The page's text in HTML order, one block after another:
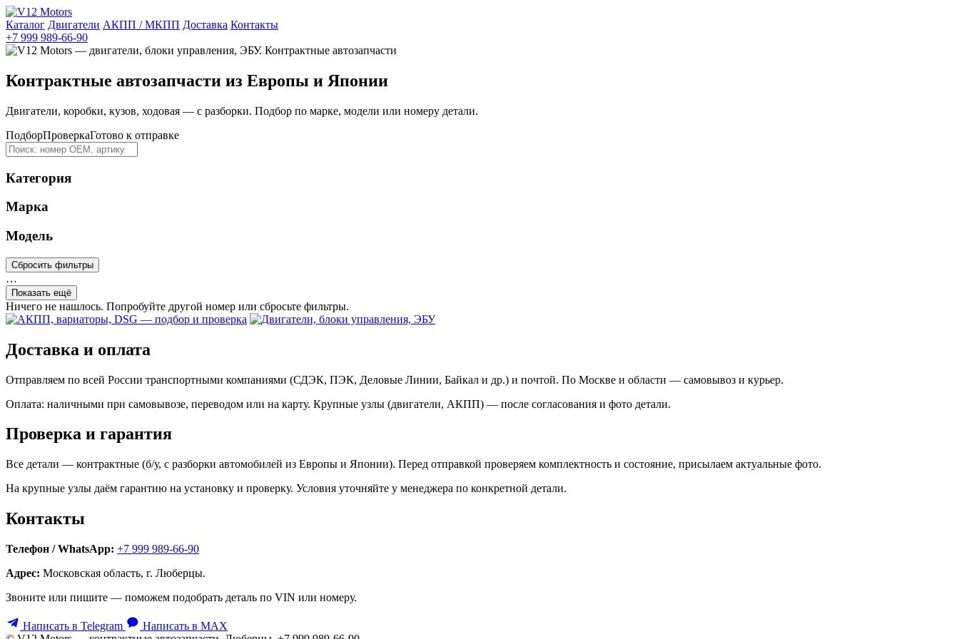
Каталог Двигатели АКПП / МКПП Доставка Контакты
+7 999 989-66-90
Контрактные автозапчасти из Европы и Японии
Двигатели, коробки, кузов, ходовая — с разборки. Подбор по марке, модели или номеру детали.
ПодборПроверкаГотово к отправке
Категория
Марка
Модель
Сбросить фильтры
…
Показать ещё
Ничего не нашлось. Попробуйте другой номер или сбросьте фильтры.
Доставка и оплата
Отправляем по всей России транспортными компаниями (СДЭК, ПЭК, Деловые Линии, Байкал и др.) и почтой. По Москве и области — самовывоз и курьер.
Оплата: наличными при самовывозе, переводом или на карту. Крупные узлы (двигатели, АКПП) — после согласования и фото детали.
Проверка и гарантия
Все детали — контрактные (б/у, с разборки автомобилей из Европы и Японии). Перед отправкой проверяем комплектность и состояние, присылаем актуальные фото.
На крупные узлы даём гарантию на установку и проверку. Условия уточняйте у менеджера по конкретной детали.
Контакты
Телефон / WhatsApp: +7 999 989-66-90
Адрес: Московская область, г. Люберцы.
Звоните или пишите — поможем подобрать деталь по VIN или номеру.
Написать в Telegram
Написать в MAX